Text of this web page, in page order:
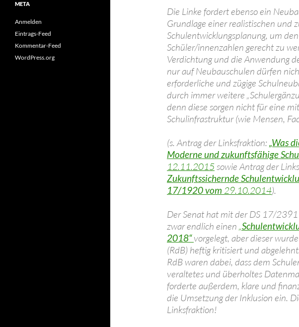
Die Linke fordert ebenso ein
Grundlage einer realistischen und
Schulentwicklungsplanung, um
Schüler/innenzahlen gerecht zu
Verdichtung und die Anwendung
nur auf Neubauschulen dürfen
erforderliche und zügige
durch immer weitere
denn diese sorgen nicht für eine
Schulinfrastruktur (wie Mensen,
(s. Antrag der Linksfraktion: „Was
Moderne und zukunftsfähige
12.11.2015sowie Antrag der
Zukunftssichernde
17/1920 vom 29.10.2014).
Der Senat hat mit der DS 17/2391
zwar endlich einen „
2018“vorgelegt, aber dieser
(RdB) heftig kritisiert und
RdB waren dabei, dass dem
veraltetes und überholtes
forderte außerdem, klare und
die Umsetzung der Inklusion ein.
Linksfraktion!
META
Anmelden
Eintrags-Feed
Kommentar-Feed
WordPress.org